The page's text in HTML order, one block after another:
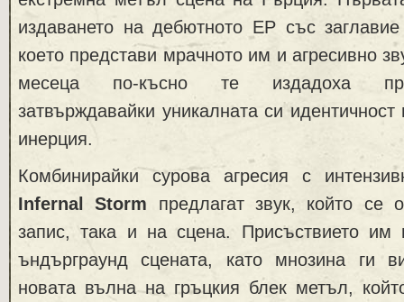
издаването на дебютното EP със
коeто представи мрачното им и агресивно
месеца по-късно те издадоха
затвърждавайки уникалната си идентичност
инерция.
Комбинирайки сурова агресия с
Infernal Storm предлагат звук, който се
запис, така и на сцена. Присъствието им
ъндърграунд сцената, като мнозина ги
новата вълна на гръцкия блек метъл,